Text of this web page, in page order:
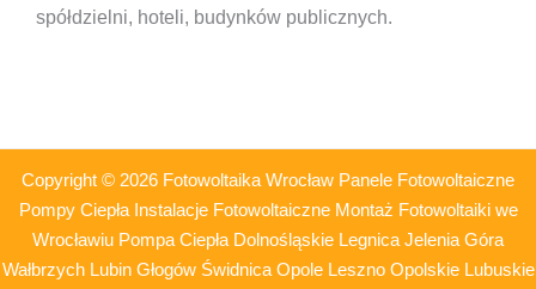
spółdzielni, hoteli, budynków publicznych.
Copyright © 2026 Fotowoltaika Wrocław Panele Fotowoltaiczne
Pompy Ciepła Instalacje Fotowoltaiczne Montaż Fotowoltaiki we
Wrocławiu Pompa Ciepła Dolnośląskie Legnica Jelenia Góra
Wałbrzych Lubin Głogów Świdnica Opole Leszno Opolskie Lubuskie